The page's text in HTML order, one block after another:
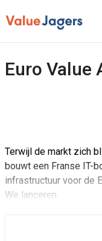
Euro Value
Terwijl de markt zich
bouwt een Franse IT-
infrastructuur voor de
We lanceren